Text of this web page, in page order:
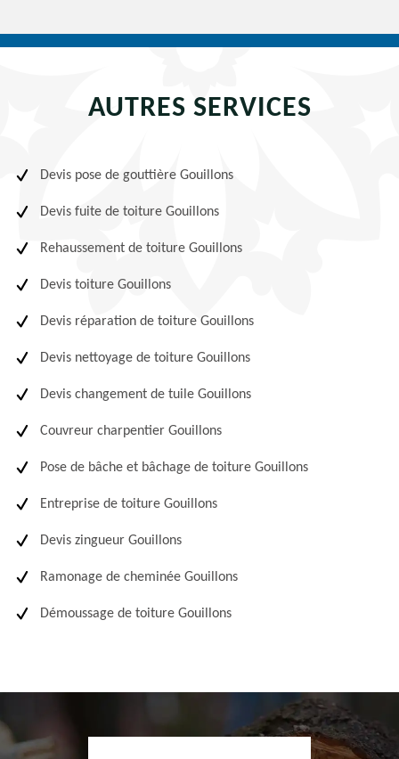
AUTRES SERVICES
Devis pose de gouttière Gouillons
Devis fuite de toiture Gouillons
Rehaussement de toiture Gouillons
Devis toiture Gouillons
Devis réparation de toiture Gouillons
Devis nettoyage de toiture Gouillons
Devis changement de tuile Gouillons
Couvreur charpentier Gouillons
Pose de bâche et bâchage de toiture Gouillons
Entreprise de toiture Gouillons
Devis zingueur Gouillons
Ramonage de cheminée Gouillons
Démoussage de toiture Gouillons